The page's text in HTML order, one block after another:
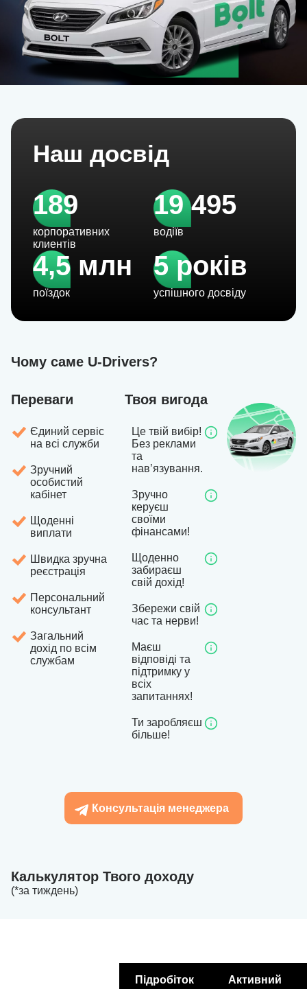
Наш досвід
189
корпоративних
клиентів
19 495
водіїв
4,5 млн
поїздок
5 років
успішного досвіду
Чому саме U-Drivers?
Переваги
Єдиний сервіс
на всі служби
Зручний
особистий
кабінет
Щоденні
виплати
Швидка зручна
реєстрація
Персональний
консультант
Загальний
дохід по всім
службам
Твоя вигода
Це твій вибір!
Без реклами
та
навʼязування.
Зручно
керуєш
своїми
фінансами!
Щоденно
забираєш
свій дохід!
Збережи свій
час та нерви!
Маєш
відповіді та
підтримку у
всіх
запитаннях!
Ти заробляєш
більше!
Консультація менеджера
Калькулятор Твого доходу
(*за тиждень)
Підробіток Активний